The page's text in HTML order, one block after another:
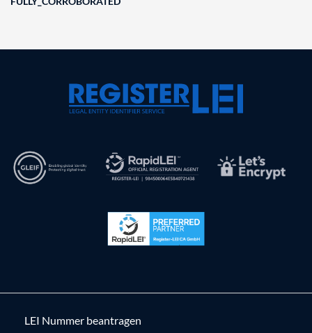
LEI Nummer beantragen